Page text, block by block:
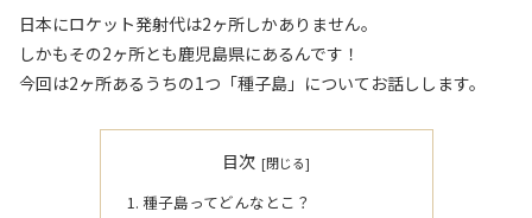
日本にロケット発射代は2ヶ所しかありません。
しかもその2ヶ所とも鹿児島県にあるんです！
今回は2ヶ所あるうちの1つ「種子島」についてお話しします。
目次
種子島ってどんなとこ？